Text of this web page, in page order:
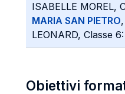
ISABELLE MOREL,
MARIA SAN PIETRO
LEONARD, Classe
Obiettivi